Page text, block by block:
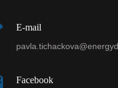
E-mail
Facebook